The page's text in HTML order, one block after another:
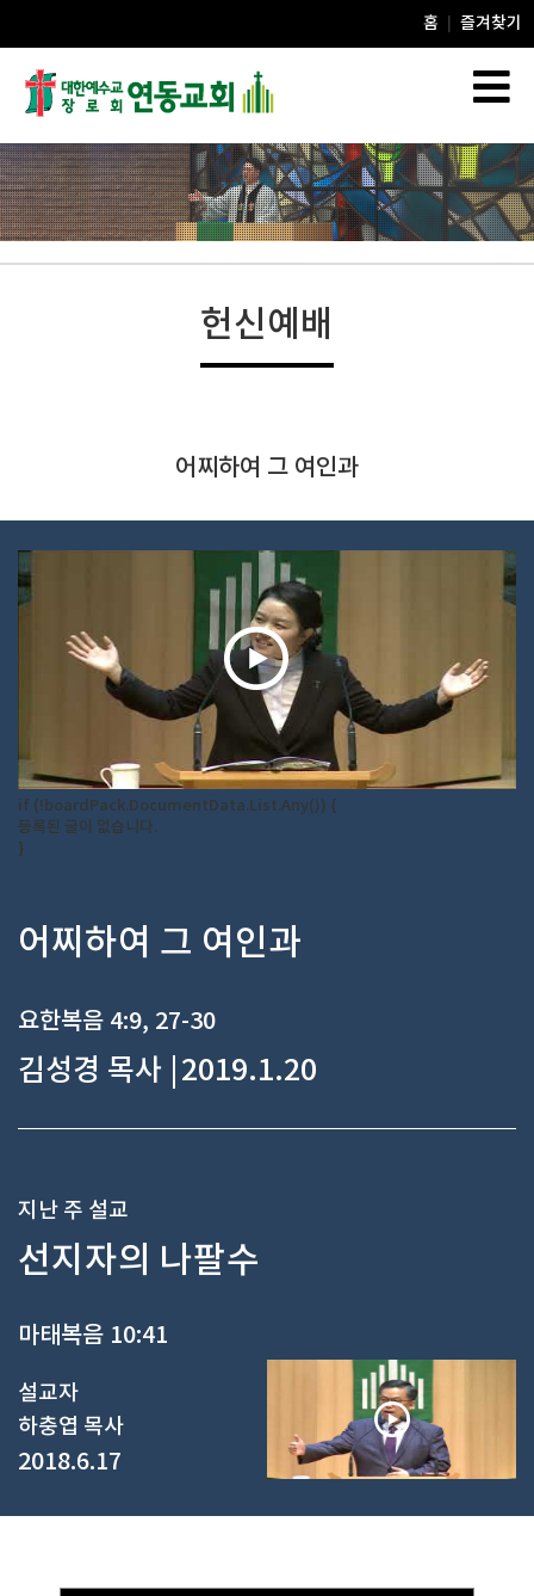
홈 즐겨찾기
헌신예배
어찌하여 그 여인과
if (!boardPack.DocumentData.List.Any()) {
등록된 글이 없습니다.
}
어찌하여 그 여인과
요한복음 4:9, 27-30
김성경 목사 | 2019.1.20
지난 주 설교
선지자의 나팔수
마태복음 10:41
설교자
하충엽 목사
2018.6.17